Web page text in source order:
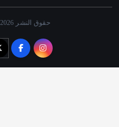
حقوق النشر 2026 المحرر 24